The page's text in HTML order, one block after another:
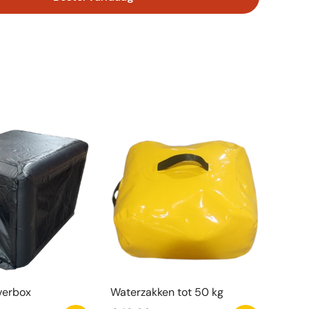
Het heeft leuke obstakels en is geschikt voor
Midi 3D Gorilla Met Obstakels Springkasteel
urenlang vol plezier. Het pakket bevat alles
hebt om direct te kunnen spelen.
Waterzakken tot 50 kg